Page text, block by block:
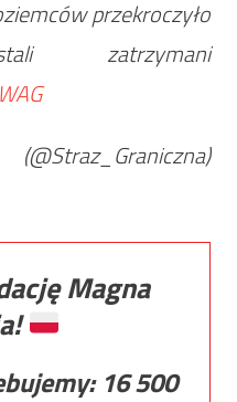
przekroczyło
zatrzymani
Magna
16 500